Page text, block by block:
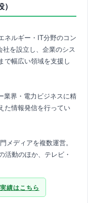
ネルギー・IT分野のコン
を設立し、企業のシス
で幅広い領域を支援し
業界・電力ビジネスに精
た情報発信を行ってい
メディアを複数運営。
活動のほか、テレビ・
績はこちら